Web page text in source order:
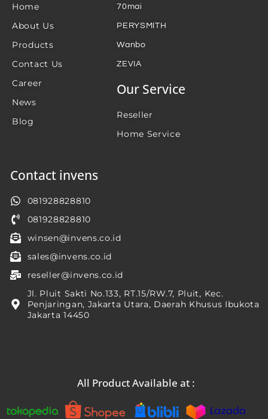
Home
About Us
Products
Contact Us
Career
News
Blog
70mai
PERYSMITH
Wanbo
ZEVIA
Our Service
Reseller
Home Service
Contact invens
081928828810
081928828810
winsen@invens.co.id
sales@invens.co.id
reseller@invens.co.id
Jl. Pluit Sakti No.133, RT.15/RW.7, Pluit, Kec.
Penjaringan, Jakarta Utara, Daerah Khusus Ibukota
Jakarta 14450
All Product Available at :